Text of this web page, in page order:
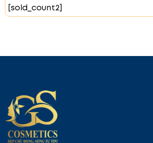
Bộ 4 sản phẩm chăm sóc da
[sold_count2]